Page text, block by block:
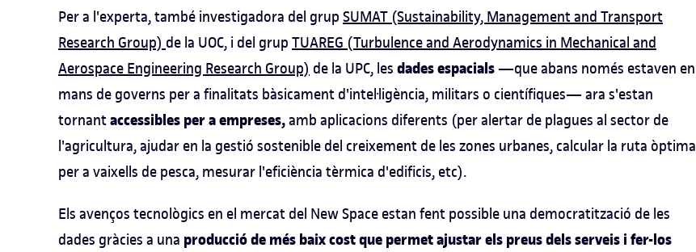
Per a l'experta, també investigadora del grup SUMAT (Sustainability, Management and Transport
Research Group) de la UOC, i del grup TUAREG (Turbulence and Aerodynamics in Mechanical and
Aerospace Engineering Research Group) de la UPC, les dades espacials —que abans només estaven en
mans de governs per a finalitats bàsicament d'intel·ligència, militars o científiques— ara s'estan
tornantaccessibles per a empreses,amb aplicacions diferents (per alertar de plagues al sector de
l'agricultura, ajudar en la gestió sostenible del creixement de les zones urbanes, calcular la ruta òptima
per a vaixells de pesca, mesurar l'eficiència tèrmica d'edificis, etc).
Els avenços tecnològics en el mercat del New Space estan fent possible una democratització de les
dades gràcies a una producció de més baix cost que permet ajustar els preus dels serveis i fer-los